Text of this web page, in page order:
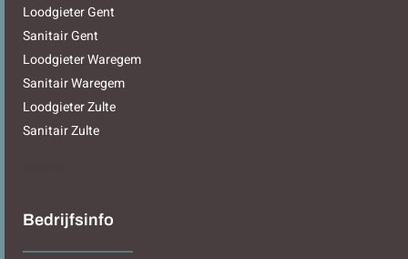
Loodgieter Gent
Sanitair Gent
Loodgieter Waregem
Sanitair Waregem
Loodgieter Zulte
Sanitair Zulte
Bedrijfsinfo